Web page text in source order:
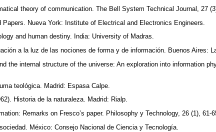
theory of communication. The Bell System Technical Journal, 27
Nueva York: Institute of Electrical and Electronics Engineers.
and human destiny. India: University of Madras.
a la luz de las nociones de forma y de información. Buenos Aires:
the internal structure of the universe: An exploration into information
teológica. Madrid: Espasa Calpe.
Historia de la naturaleza. Madrid: Rialp.
Remarks on Fresco’s paper. Philosophy y Technology, 26 (1), 61-
México: Consejo Nacional de Ciencia y Tecnología.